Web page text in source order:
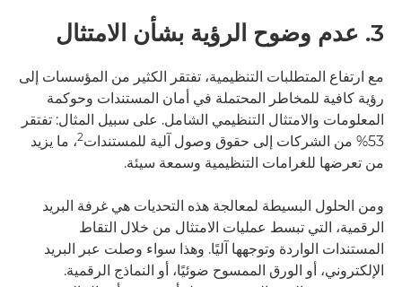
3. عدم وضوح الرؤية بشأن الامتثال
مع ارتفاع المتطلبات التنظيمية، تفتقر الكثير من المؤسسات إلى
رؤية كافية للمخاطر المحتملة في أمان المستندات وحوكمة
المعلومات والامتثال التنظيمي الشامل. على سبيل المثال: تفتقر
53% من الشركات إلى حقوق وصول آلية للمستندات
2، ما يزيد
من تعرضها للغرامات التنظيمية وسمعة سيئة.
ومن الحلول البسيطة لمعالجة هذه التحديات هي غرفة البريد
الرقمية، التي تبسط عمليات الامتثال من خلال التقاط
المستندات الواردة وتوجهها آليًا. وهذا سواء وصلت عبر البريد
الإلكتروني، أو الورق الممسوح ضوئيًا، أو النماذج الرقمية.